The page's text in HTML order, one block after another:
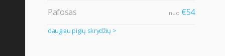
Pafosas nuo €54
daugiau pigių skrydžių >